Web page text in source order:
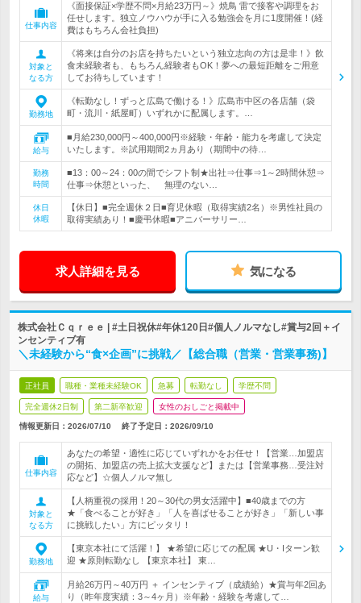
仕事内容
《面接保証×学歴不問×月給23万円～》焼鳥 雷で接客や調理をお
任せします。独立ノウハウが手に入る勉強会を月に1度開催！(経
費はもちろん会社負担)
対象と
なる方
《将来は自分のお店を持ちたいという独立志向の方は是非！》飲
食未経験者も、もちろん経験者もOK！夢への最短距離をご用意
してお待ちしています！
勤務地
《転勤なし！ずっと広島で働ける！》広島市中区の各店舗（袋
町・流川・紙屋町）いずれかに配属します。…
給与
■月給230,000円～400,000円※経験・年齢・能力を考慮して決定
いたします。※試用期間2ヵ月あり（期間中の待…
勤務
時間
■13：00～24：00の間でシフト制★出社⇒仕事⇒1～2時間休憩⇒
仕事⇒休憩といった、 無理のない…
休日
休暇
【休日】■完全週休２日■育児休暇（取得実績2名）※男性社員の
取得実績あり！■慶弔休暇■アニバーサリー…
求人詳細を見る 気になる
株式会社Ｃｑｒｅｅ | #土日祝休#年休120日#個人ノルマなし#賞与2回＋イ
ンセンティブ有
＼未経験から“食×企画”に挑戦／【総合職（営業・営業事務)】
正社員 職種・業種未経験OK 急募 転勤なし 学歴不問
完全週休2日制 第二新卒歓迎 女性のおしごと掲載中
情報更新日：2026/07/10 終了予定日： 2026/09/10
仕事内容
あなたの希望・適性に応じていずれかをお任せ！【営業…加盟店
の開拓、加盟店の売上拡大支援など】または【営業事務…受注対
応など】☆個人ノルマ無し
対象と
なる方
【人柄重視の採用！20～30代の男女活躍中】■40歳までの方
★「食べることが好き」「人を喜ばせることが好き」「新しい事
に挑戦したい」方にピッタリ！
勤務地
【東京本社にて活躍！】 ★希望に応じての配属 ★U・Iターン歓
迎 ★原則転勤なし 【東京本社】 東…
給与
月給26万円～40万円 ＋ インセンティブ（成績給）★賞与年2回あ
り（昨年度実績：3～4ヶ月）※年齢・経験を考慮して…